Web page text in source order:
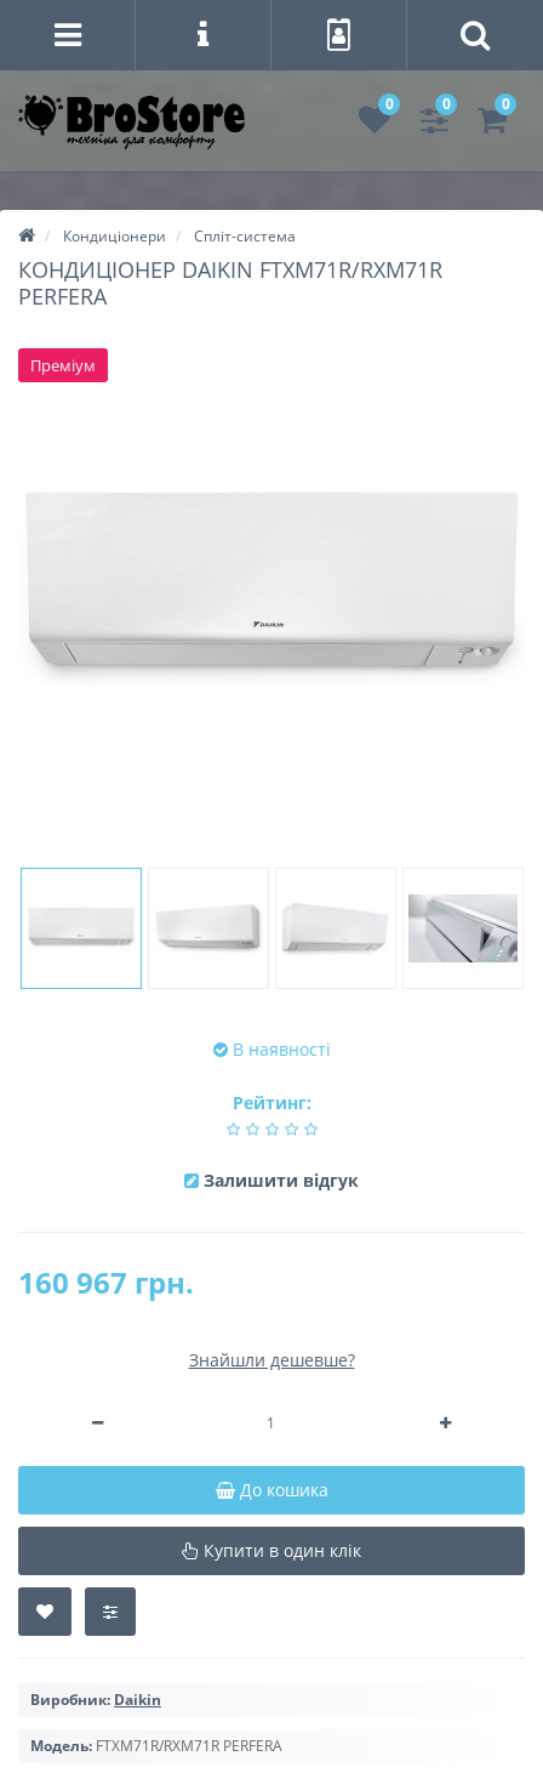
0 0 0
Кондиціонери Спліт-система
КОНДИЦІОНЕР DAIKIN FTXM71R/RXM71R
PERFERA
Преміум
В наявності
Рейтинг:
Залишити відгук
160 967 грн.
Знайшли дешевше?
До кошика
Купити в один клік
Виробник: Daikin
Модель: FTXM71R/RXM71R PERFERA